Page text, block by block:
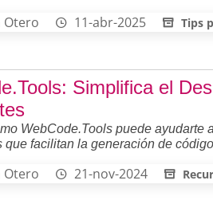
Otero 11-abr-2025 Tips
Simplifica el
WebCode.Tools puede
que facilitan la generación de
Otero 21-nov-2024